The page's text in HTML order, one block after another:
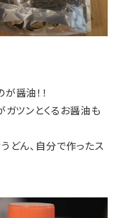
醤油！！
ガツンとくるお醤油も
どん、自分で作ったス